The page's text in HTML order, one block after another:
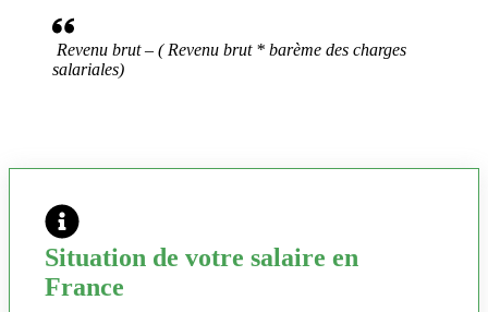
Revenu brut – ( Revenu brut * barème des charges
salariales)
Situation de votre salaire en
France